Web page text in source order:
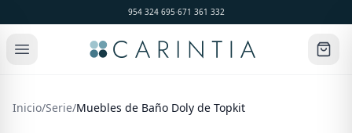
954 324 695·671 361 332
Inicio/Serie/Muebles de Baño Doly de Topkit